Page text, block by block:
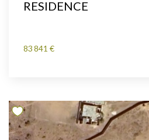
RESIDENCE
83 841 €